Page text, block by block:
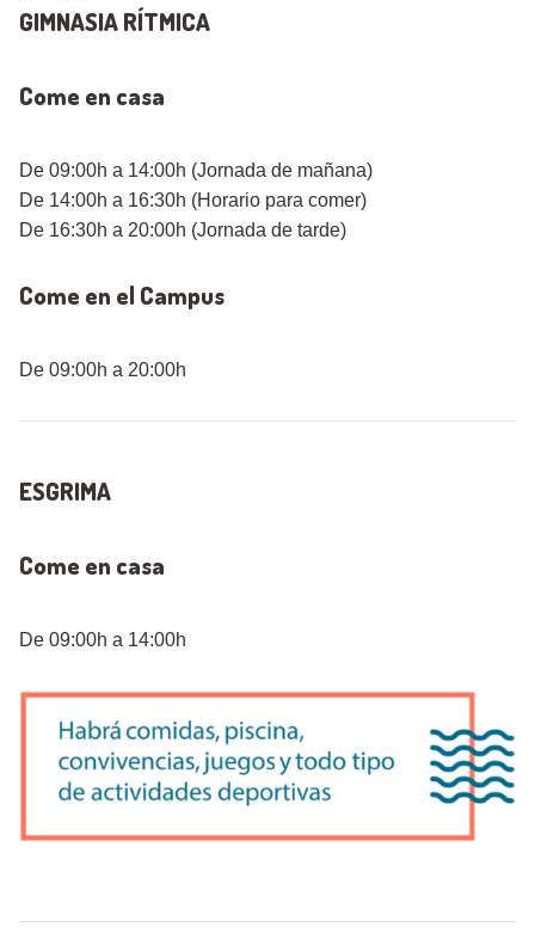
GIMNASIA RÍTMICA
Come en casa
De 09:00h a 14:00h (Jornada de mañana)
De 14:00h a 16:30h (Horario para comer)
De 16:30h a 20:00h (Jornada de tarde)
Come en el Campus
De 09:00h a 20:00h
ESGRIMA
Come en casa
De 09:00h a 14:00h